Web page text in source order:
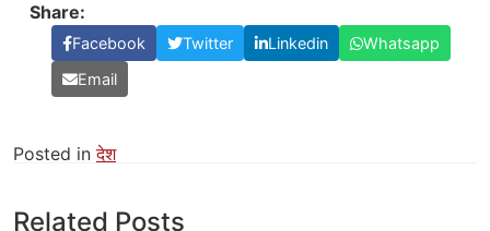
Share:
Facebook Twitter Linkedin
Whatsapp
Email
Posted inदेश
Related Posts